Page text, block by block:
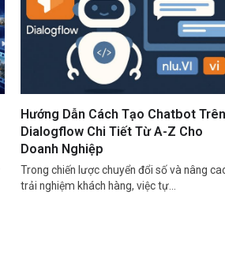
Hướng Dẫn Cách Tạo Chatbot Trên
Dialogflow Chi Tiết Từ A-Z Cho
Doanh Nghiệp
Trong chiến lược chuyển đổi số và nâng
trải nghiệm khách hàng, việc tự…